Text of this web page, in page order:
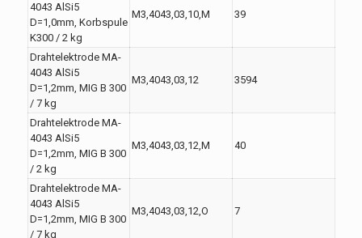
4043 AlSi5
D=1,0mm, Korbspule
K300 / 2 kg
M3,4043,03,10,M 39
Drahtelektrode MA-
4043 AlSi5
D=1,2mm, MIG B 300
/ 7 kg
M3,4043,03,12 3594
Drahtelektrode MA-
4043 AlSi5
D=1,2mm, MIG B 300
/ 2 kg
M3,4043,03,12,M 40
Drahtelektrode MA-
4043 AlSi5
D=1,2mm, MIG B 300
/ 7 kg
M3,4043,03,12,O 7